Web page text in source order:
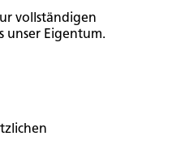
vollständigen
unser Eigentum.